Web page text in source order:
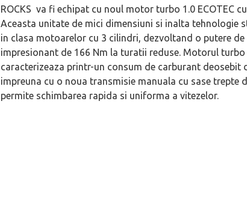
ROCKS va fi echipat cu noul motor turbo 1.0 ECOTEC
Aceasta unitate de mici dimensiuni si inalta tehnologie
in clasa motoarelor cu 3 cilindri, dezvoltand o putere de
impresionant de 166 Nm la turatii reduse. Motorul turbo
caracterizeaza printr-un consum de carburant deosebit
impreuna cu o noua transmisie manuala cu sase trepte
permite schimbarea rapida si uniforma a vitezelor.